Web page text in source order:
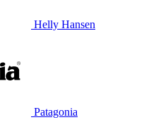
Helly Hansen
Patagonia